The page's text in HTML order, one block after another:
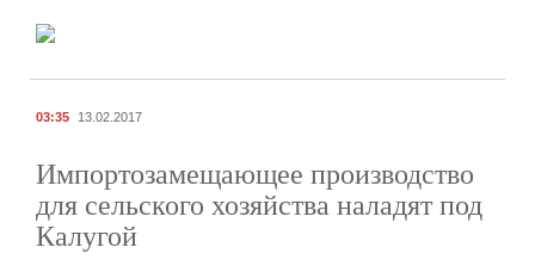
03:35 13.02.2017
Импортозамещающее производство
для сельского хозяйства наладят под
Калугой